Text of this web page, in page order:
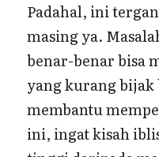
Padahal, ini
masing ya.
benar-benar bisa
yang kurang bijak
membantu
ini, ingat kisah